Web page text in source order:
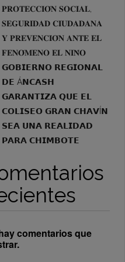
𝐏𝐑𝐎𝐓𝐄𝐂𝐂𝐈𝐎́𝐍 𝐒𝐎𝐂𝐈𝐀𝐋,
𝐒𝐄𝐆𝐔𝐑𝐈𝐃𝐀𝐃 𝐂𝐈𝐔𝐃𝐀𝐃𝐀𝐍𝐀
𝐘 𝐏𝐑𝐄𝐕𝐄𝐍𝐂𝐈𝐎́𝐍 𝐀𝐍𝐓𝐄 𝐄𝐋
𝐅𝐄𝐍𝐎́𝐌𝐄𝐍𝐎 𝐄𝐋 𝐍𝐈𝐍̃𝐎
𝗚𝗢𝗕𝗜𝗘𝗥𝗡𝗢 𝗥𝗘𝗚𝗜𝗢𝗡𝗔𝗟
𝗗𝗘 Á𝗡𝗖𝗔𝗦𝗛
𝗚𝗔𝗥𝗔𝗡𝗧𝗜𝗭𝗔 𝗤𝗨𝗘 𝗘𝗟
𝗖𝗢𝗟𝗜𝗦𝗘𝗢 𝗚𝗥𝗔𝗡 𝗖𝗛𝗔𝗩Í𝗡
𝗦𝗘𝗔 𝗨𝗡𝗔 𝗥𝗘𝗔𝗟𝗜𝗗𝗔𝗗
𝗣𝗔𝗥𝗔 𝗖𝗛𝗜𝗠𝗕𝗢𝗧𝗘
comentarios que